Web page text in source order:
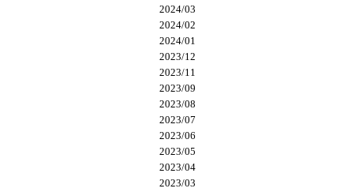
2024/03
2024/02
2024/01
2023/12
2023/11
2023/09
2023/08
2023/07
2023/06
2023/05
2023/04
2023/03